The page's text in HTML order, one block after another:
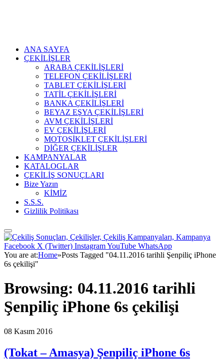
ANA SAYFA
ÇEKİLİŞLER
ARABA ÇEKİLİŞLERİ
TELEFON ÇEKİLİŞLERİ
TABLET ÇEKİLİŞLERİ
TATİL ÇEKİLİŞLERİ
BANKA ÇEKİLİŞLERİ
BEYAZ EŞYA ÇEKİLİŞLERİ
AVM ÇEKİLİŞLERİ
EV ÇEKİLİŞLERİ
MOTOSİKLET ÇEKİLİŞLERİ
DİĞER ÇEKİLİŞLER
KAMPANYALAR
KATALOGLAR
ÇEKİLİŞ SONUÇLARI
Bize Yazın
KİMİZ
S.S.S.
Gizlilik Politikası
Facebook X (Twitter) InstagramYouTube WhatsApp
You are at:Home»Posts Tagged "04.11.2016 tarihli Şenpiliç iPhone
6s çekilişi"
Browsing: 04.11.2016 tarihli
Şenpiliç iPhone 6s çekilişi
08 Kasım 2016
(Tokat – Amasya) Şenpiliç iPhone 6s